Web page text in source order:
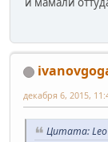
декабря 6, 2015,
Цитата: Leo